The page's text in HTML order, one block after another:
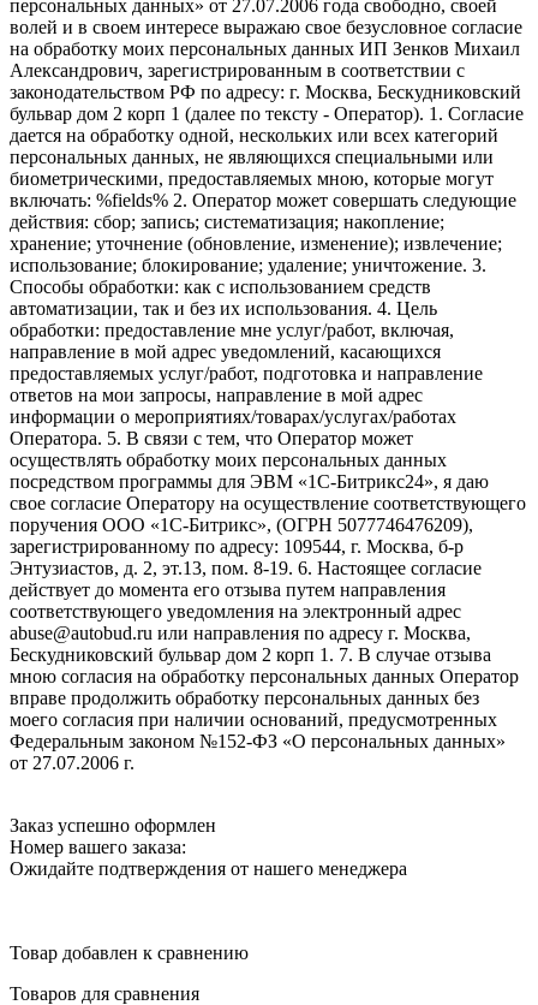
персональных данных» от 27.07.2006 года свободно, своей
волей и в своем интересе выражаю свое безусловное согласие
на обработку моих персональных данных ИП Зенков Михаил
Александрович, зарегистрированным в соответствии с
законодательством РФ по адресу: г. Москва, Бескудниковский
бульвар дом 2 корп 1 (далее по тексту - Оператор). 1. Согласие
дается на обработку одной, нескольких или всех категорий
персональных данных, не являющихся специальными или
биометрическими, предоставляемых мною, которые могут
включать: %fields% 2. Оператор может совершать следующие
действия: сбор; запись; систематизация; накопление;
хранение; уточнение (обновление, изменение); извлечение;
использование; блокирование; удаление; уничтожение. 3.
Способы обработки: как с использованием средств
автоматизации, так и без их использования. 4. Цель
обработки: предоставление мне услуг/работ, включая,
направление в мой адрес уведомлений, касающихся
предоставляемых услуг/работ, подготовка и направление
ответов на мои запросы, направление в мой адрес
информации о мероприятиях/товарах/услугах/работах
Оператора. 5. В связи с тем, что Оператор может
осуществлять обработку моих персональных данных
посредством программы для ЭВМ «1С-Битрикс24», я даю
свое согласие Оператору на осуществление соответствующего
поручения ООО «1С-Битрикс», (ОГРН 5077746476209),
зарегистрированному по адресу: 109544, г. Москва, б-р
Энтузиастов, д. 2, эт.13, пом. 8-19. 6. Настоящее согласие
действует до момента его отзыва путем направления
соответствующего уведомления на электронный адрес
abuse@autobud.ru или направления по адресу г. Москва,
Бескудниковский бульвар дом 2 корп 1. 7. В случае отзыва
мною согласия на обработку персональных данных Оператор
вправе продолжить обработку персональных данных без
моего согласия при наличии оснований, предусмотренных
Федеральным законом №152-ФЗ «О персональных данных»
от 27.07.2006 г.
Заказ успешно оформлен
Номер вашего заказа:
Ожидайте подтверждения от нашего менеджера
Товар добавлен к сравнению
Товаров для сравнения